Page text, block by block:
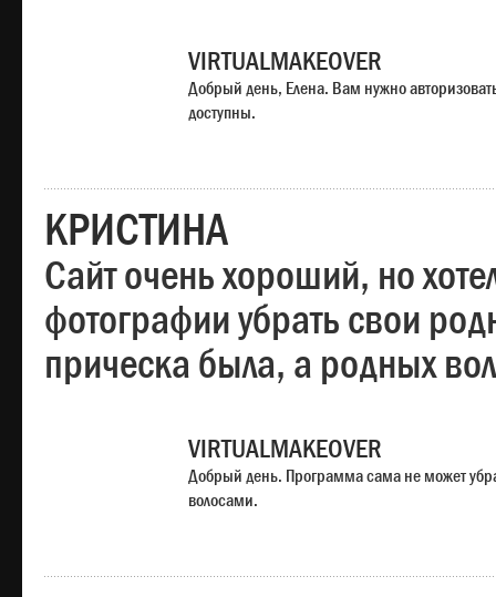
VIRTUALMAKEOVER
Добрый день, Елена. Вам нужно
доступны.
КРИСТИНА
Сайт очень хороший, но
фотографии убрать свои
прическа была, а родных
VIRTUALMAKEOVER
Добрый день. Программа сама не может
волосами.